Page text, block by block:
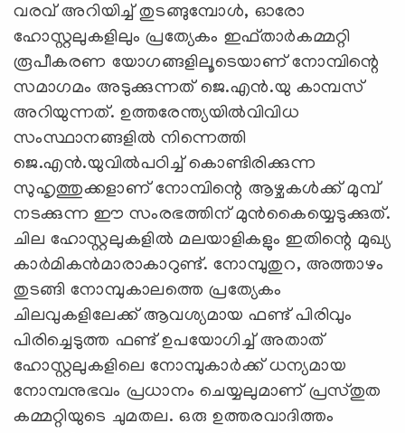
വരവ് അറിയിച്ച് തുടങ്ങുമ്പോള്‍, ഓരോ
ഹോസ്റ്റലുകളിലും പ്രത്യേകം ഇഫ്താര്‍കമ്മറ്റി
രൂപീകരണ യോഗങ്ങളിലൂടെയാണ് നോമ്പിന്റെ
സമാഗമം അടുക്കുന്നത് ജെ.എന്‍.യു കാമ്പസ്
അറിയുന്നത്. ഉത്തരേന്ത്യയില്‍വിവിധ
സംസ്ഥാനങ്ങളില്‍ നിന്നെത്തി
ജെ.എന്‍.യുവില്‍പഠിച്ച് കൊണ്ടിരിക്കുന്ന
സുഹൃത്തുക്കളാണ് നോമ്പിന്റെ ആഴ്ചകള്‍ക്ക് മുമ്പ്
നടക്കുന്ന ഈ സംരഭത്തിന് മുന്‍കൈയ്യെടുക്കുത്.
ചില ഹോസ്റ്റലുകളില്‍ മലയാളികളും ഇതിന്റെ മുഖ്യ
കാര്‍മികന്‍മാരാകാറുണ്ട്. നോമ്പുതുറ, അത്താഴം
തുടങ്ങി നോമ്പുകാലത്തെ പ്രത്യേകം
ചിലവുകളിലേക്ക് ആവശ്യമായ ഫണ്ട് പിരിവും
പിരിച്ചെടുത്ത ഫണ്ട് ഉപയോഗിച്ച് അതാത്
ഹോസ്റ്റലുകളിലെ നോമ്പുകാര്‍ക്ക് ധന്യമായ
നോമ്പനുഭവം പ്രധാനം ചെയ്യലുമാണ് പ്രസ്തുത
കമ്മറ്റിയുടെ ചുമതല. ഒരു ഉത്തരവാദിത്തം